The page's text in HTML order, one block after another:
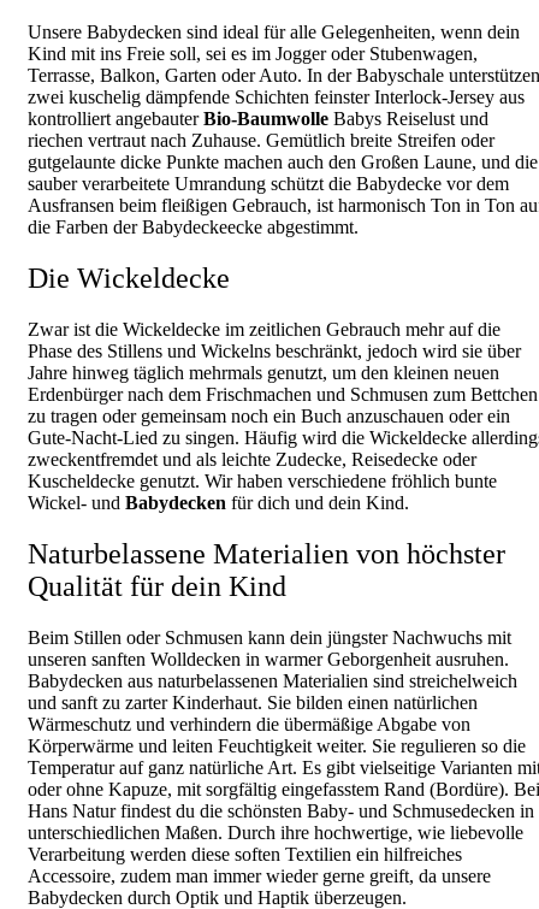
Unsere Babydecken sind ideal für alle Gelegenheiten, wenn dein
Kind mit ins Freie soll, sei es im Jogger oder Stubenwagen,
Terrasse, Balkon, Garten oder Auto. In der Babyschale unterstützen
zwei kuschelig dämpfende Schichten feinster Interlock-Jersey aus
kontrolliert angebauterBio-Baumwolle Babys Reiselust und
riechen vertraut nach Zuhause. Gemütlich breite Streifen oder
gutgelaunte dicke Punkte machen auch den Großen Laune, und die
sauber verarbeitete Umrandung schützt die Babydecke vor dem
Ausfransen beim fleißigen Gebrauch, ist harmonisch Ton in Ton
die Farben der Babydeckeecke abgestimmt.
Die Wickeldecke
Zwar ist die Wickeldecke im zeitlichen Gebrauch mehr auf die
Phase des Stillens und Wickelns beschränkt, jedoch wird sie über
Jahre hinweg täglich mehrmals genutzt, um den kleinen neuen
Erdenbürger nach dem Frischmachen und Schmusen zum Bettchen
zu tragen oder gemeinsam noch ein Buch anzuschauen oder ein
Gute-Nacht-Lied zu singen. Häufig wird die Wickeldecke
zweckentfremdet und als leichte Zudecke, Reisedecke oder
Kuscheldecke genutzt. Wir haben verschiedene fröhlich bunte
Wickel- und Babydecken für dich und dein Kind.
Naturbelassene Materialien von höchster
Qualität für dein Kind
Beim Stillen oder Schmusen kann dein jüngster Nachwuchs mit
unseren sanften Wolldecken in warmer Geborgenheit ausruhen.
Babydecken aus naturbelassenen Materialien sind streichelweich
und sanft zu zarter Kinderhaut. Sie bilden einen natürlichen
Wärmeschutz und verhindern die übermäßige Abgabe von
Körperwärme und leiten Feuchtigkeit weiter. Sie regulieren so die
Temperatur auf ganz natürliche Art. Es gibt vielseitige Varianten
oder ohne Kapuze, mit sorgfältig eingefasstem Rand (Bordüre). Bei
Hans Natur findest du die schönsten Baby- und Schmusedecken in
unterschiedlichen Maßen. Durch ihre hochwertige, wie liebevolle
Verarbeitung werden diese soften Textilien ein hilfreiches
Accessoire, zudem man immer wieder gerne greift, da unsere
Babydecken durch Optik und Haptik überzeugen.